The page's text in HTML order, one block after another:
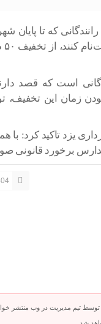
که تا پایان
است که قصد
زمان این
یزد تاکید کرد: با
برخورد قانونی
تیم مدیریت در وب منتشر